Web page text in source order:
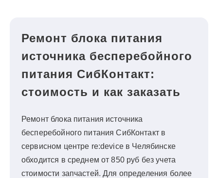
Ремонт блока питания
источника бесперебойного
питания СибКонтакт:
стоимость и как заказать
Ремонт блока питания источника
бесперебойного питания СибКонтакт в
сервисном центре re:device в Челябинске
обходится в среднем от 850 руб без учета
стоимости запчастей. Для определения более